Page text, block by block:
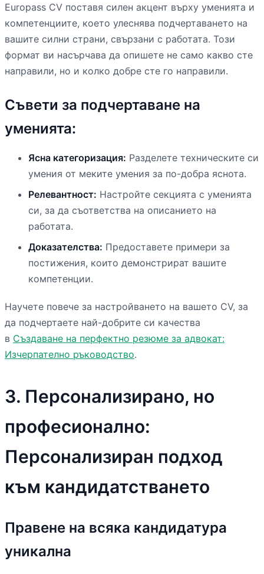
Europass CV поставя силен акцент върху уменията и
компетенциите, което улеснява подчертаването на
вашите силни страни, свързани с работата. Този
формат ви насърчава да опишете не само какво сте
направили, но и колко добре сте го направили.
Съвети за подчертаване на
уменията:
Ясна категоризация: Разделете техническите си
умения от меките умения за по-добра яснота.
Релевантност: Настройте секцията с уменията
си, за да съответства на описанието на
работата.
Доказателства: Предоставете примери за
постижения, които демонстрират вашите
компетенции.
Научете повече за настройването на вашето CV, за
да подчертаете най-добрите си качества
в Създаване на перфектно резюме за адвокат:
Изчерпателно ръководство.
3. Персонализирано, но
професионално:
Персонализиран подход
към кандидатстването
Правене на всяка кандидатура
уникална